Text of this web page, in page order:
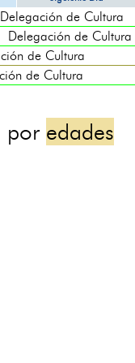
de Cultura
de Cultura
de Cultura
de Cultura
por edades